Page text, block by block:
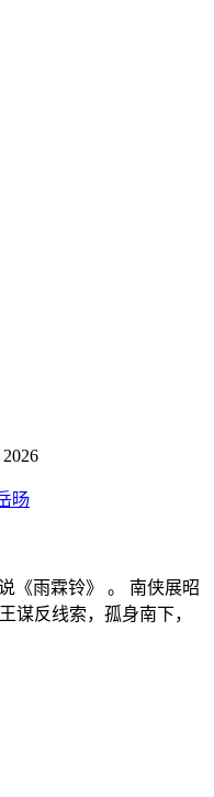
2026
旸
《雨霖铃》 。 南侠展昭
谋反线索，孤身南下，